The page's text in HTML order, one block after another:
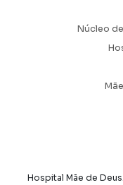
Núcleo
Hospital Mãe de